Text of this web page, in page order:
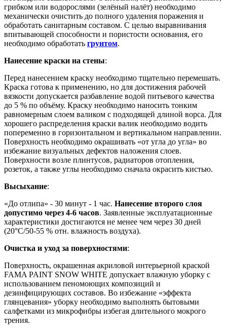
грибком или водорослями (зелёный налёт) необходимо
механически очистить до полного удаления поражения и
обработать санитарным составом. С целью выравнивания
впитывающей способности и пористости основания, его
необходимо обработать грунтом.
Нанесение краски на стены:
Перед нанесением краску необходимо тщательно перемешать.
Краска готова к применению, но для достижения рабочей
вязкости допускается разбавление водой питьевого качества
до 5 % по объёму. Краску необходимо наносить тонким
равномерным слоем валиком с подходящей длиной ворса. Для
хорошего распределения краски валик необходимо водить
попеременно в горизонтальном и вертикальном направлении.
Поверхность необходимо окрашивать «от угла до угла» во
избежание визуальных дефектов наложения слоев.
Поверхности возле плинтусов, радиаторов отопления,
розеток, а также углы необходимо сначала окрасить кистью.
Высыхание:
«До отлипа» - 30 минут - 1 час. Нанесение второго слоя
допустимо через 4-6 часов. Заявленные эксплуатационные
характеристики достигаются не менее чем через 30 дней
(20°C/50-55 % отн. влажность воздуха).
Очистка и уход за поверхностями:
Поверхность, окрашенная акриловой интерьерной краской
FAMA PAINT SNOW WHITE допускает влажную уборку с
использованием пеномоющих композиций и
дезинфицирующих составов. Во избежание «эффекта
глянцевания» уборку необходимо выполнять бытовыми
салфетками из микрофибры избегая длительного мокрого
трения.